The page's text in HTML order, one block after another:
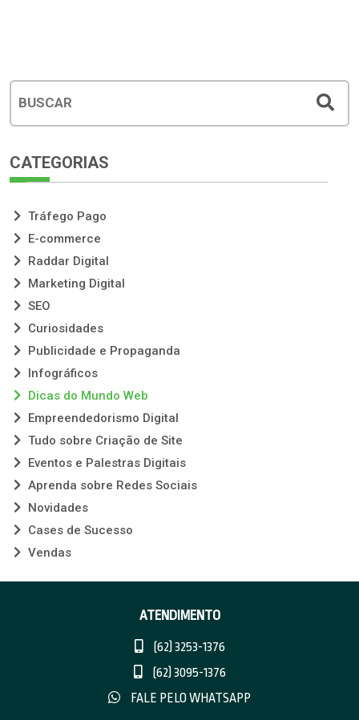
CATEGORIAS
Tráfego Pago
E-commerce
Raddar Digital
Marketing Digital
SEO
Curiosidades
Publicidade e Propaganda
Infográficos
Dicas do Mundo Web
Empreendedorismo Digital
Tudo sobre Criação de Site
Eventos e Palestras Digitais
Aprenda sobre Redes Sociais
Novidades
Cases de Sucesso
Vendas
ATENDIMENTO
(62) 3253-1376
(62) 3095-1376
FALE PELO WHATSAPP